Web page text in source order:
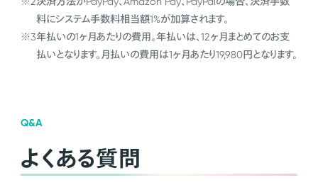
料にシステム手数料相当額1%が加算されます。
※3年払いの1ヶ月あたりの費用。年払いは、12ヶ月まとめてのお支
払いとなります。月払いの費用は1ヶ月あたり19,980円となります。
Q&A
よくある質問